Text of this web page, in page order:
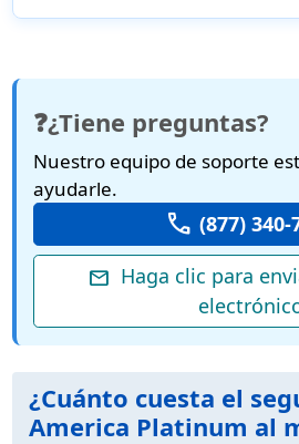
❓¿Tiene preguntas?
Nuestro equipo de soporte
ayudarle.
call (877) 340-
mail Haga clic para
¿Cuánto cuesta el
America Platinum al